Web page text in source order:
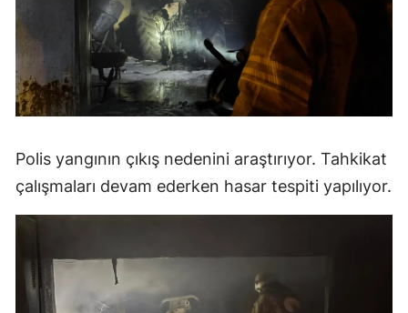
Polis yangının çıkış nedenini araştırıyor. Tahkikat
çalışmaları devam ederken hasar tespiti yapılıyor.